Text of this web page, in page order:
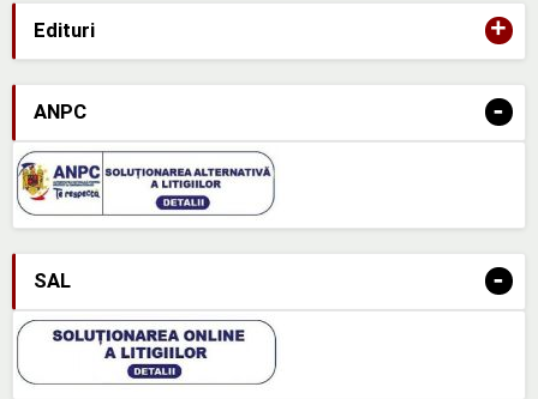
Edituri +
ANPC -
SAL -